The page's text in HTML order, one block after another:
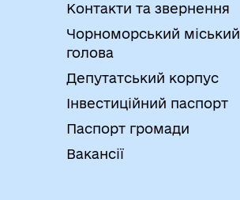
Контакти та звернення
Чорноморський міський
голова
Депутатський корпус
Інвестиційний паспорт
Паспорт громади
Вакансії